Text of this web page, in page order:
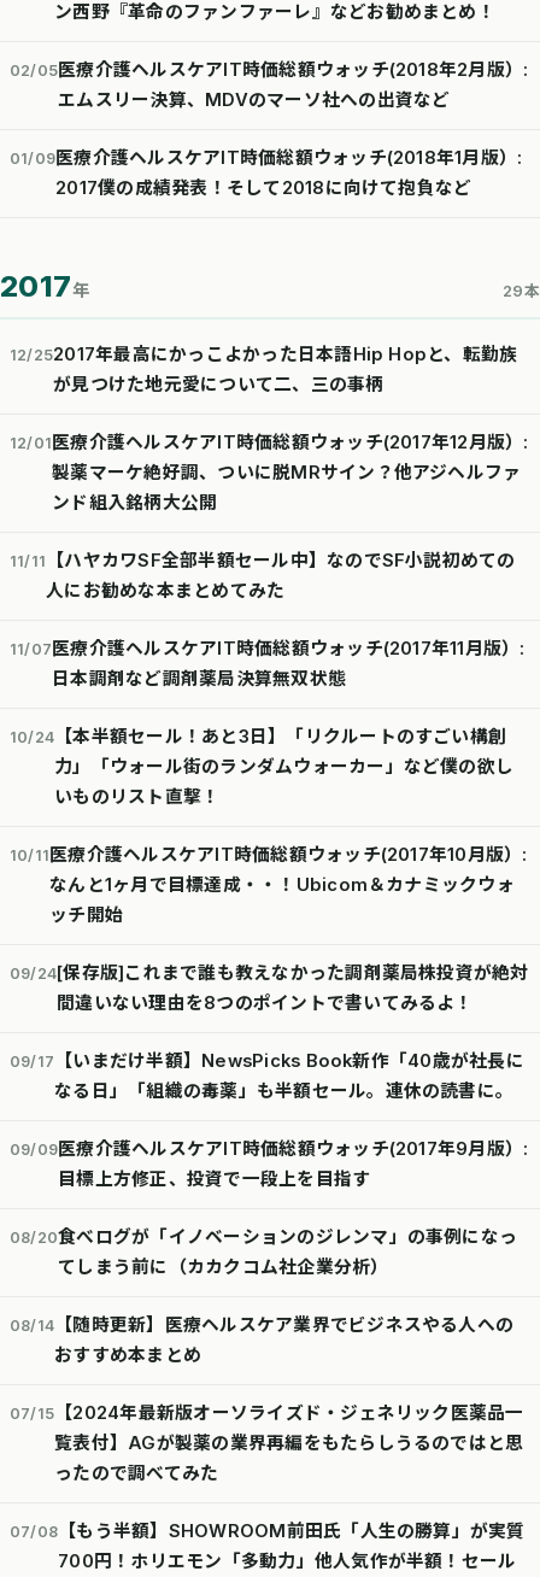
ン西野『革命のファンファーレ』などお勧めまとめ！
02/05医療介護ヘルスケアIT時価総額ウォッチ(2018年2月版）:
エムスリー決算、MDVのマーソ社への出資など
01/09医療介護ヘルスケアIT時価総額ウォッチ(2018年1月版）:
2017僕の成績発表！そして2018に向けて抱負など
2017年 29本
12/252017年最高にかっこよかった日本語Hip Hopと、転勤族
が見つけた地元愛について二、三の事柄
12/01医療介護ヘルスケアIT時価総額ウォッチ(2017年12月版）:
製薬マーケ絶好調、ついに脱MRサイン？他アジヘルファ
ンド組入銘柄大公開
11/11
【ハヤカワSF全部半額セール中】なのでSF小説初めての
人にお勧めな本まとめてみた
11/07医療介護ヘルスケアIT時価総額ウォッチ(2017年11月版）:
日本調剤など調剤薬局決算無双状態
10/24
【本半額セール！あと3日】「リクルートのすごい構創
力」「ウォール街のランダムウォーカー」など僕の欲し
いものリスト直撃！
10/11医療介護ヘルスケアIT時価総額ウォッチ(2017年10月版）:
なんと1ヶ月で目標達成・・！Ubicom＆カナミックウォ
ッチ開始
09/24[保存版]これまで誰も教えなかった調剤薬局株投資が絶対
間違いない理由を8つのポイントで書いてみるよ！
09/17
【いまだけ半額】NewsPicks Book新作「40歳が社長に
なる日」「組織の毒薬」も半額セール。連休の読書に。
09/09医療介護ヘルスケアIT時価総額ウォッチ(2017年9月版）:
目標上方修正、投資で一段上を目指す
08/20食べログが「イノベーションのジレンマ」の事例になっ
てしまう前に（カカクコム社企業分析）
08/14
【随時更新】医療ヘルスケア業界でビジネスやる人への
おすすめ本まとめ
07/15
【2024年最新版オーソライズド・ジェネリック医薬品一
覧表付】AGが製薬の業界再編をもたらしうるのではと思
ったので調べてみた
07/08
【もう半額】SHOWROOM前田氏「人生の勝算」が実質
700円！ホリエモン「多動力」他人気作が半額！セール